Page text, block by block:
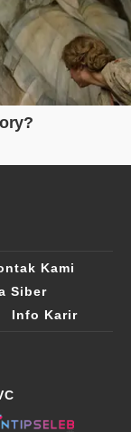
Kami
Siber
Info Karir